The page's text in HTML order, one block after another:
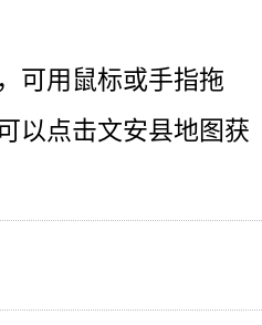
可用鼠标或手指拖
以点击文安县地图获